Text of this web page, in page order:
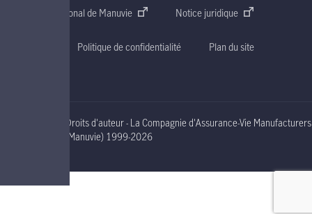
Site web international de Manuvie Notice juridique
Politique de confidentialité Plan du site
Droits d'auteur - La Compagnie d'Assurance-Vie Manufacturers
(Manuvie) nineteen ninety nine to two thousand and nineteen
1999-2026